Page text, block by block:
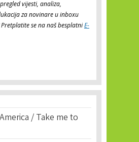
vijesti, analiza,
za novinare u inboxu
Pretplatite se na naš besplatniE-
/ Take me to